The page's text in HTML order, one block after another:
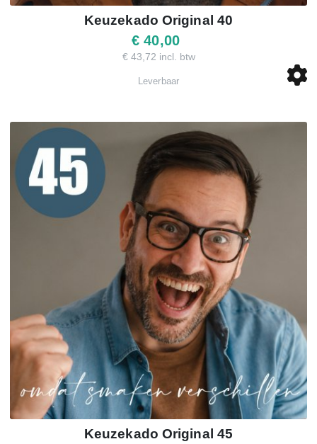
Keuzekado Original 40
€ 40,00
€ 43,72 incl. btw
Leverbaar
Keuzekado Original 45